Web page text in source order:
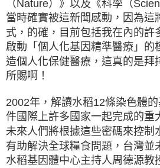
（Nature）》以及《科學（
當時確實被這新聞感動，因為這
式，的確，目前包括我在內的許
啟動「個人化基因精準醫療」的
造個人化保健醫療，這真的是拜
所賜啊！
2002年，解讀水稻12條染色體
件國際上許多國家一起完成的重
未來人們將根據這些密碼來控制
有助解決全球糧食問題，台灣並
水稻基因體中心主持人周德源教